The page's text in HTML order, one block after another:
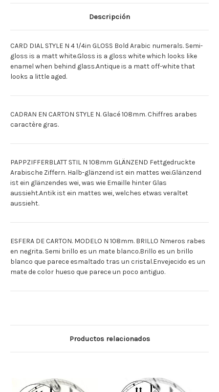
GLACE
[Deutsch]PAPP-
[Espagnol]ESFERA
CARTN
N
GLACE
[Deutsch]PAPP-
GLANZ,
[Espagnol]ESFERA
CARTN
EST.
N
Descripción
CARD DIAL STYLE N 4 1/4in GLOSS Bold Arabic numerals. Semi-
gloss is a matt white.Gloss is a gloss white which looks like
enamel when behind glass.Antique is a matt off-white that
looks a little aged.
CADRAN EN CARTON STYLE N. Glacé 108mm. Chiffres arabes
caractère gras.
PAPPZIFFERBLATT STIL N 108mm GLÄNZEND Fettgedruckte
Arabische Ziffern. Halb-glänzend ist ein mattes wei.Glänzend
ist ein glänzendes wei, was wie Emaille hinter Glas
aussieht.Antik ist ein mattes wei, welches etwas veraltet
aussieht.
ESFERA DE CARTON. MODELO N 108mm. BRILLO Nmeros rabes
en negrita. Semi brillo es un mate blanco.Brillo es un brillo
blanco que parece esmaltado tras un cristal.Envejecido es un
mate de color hueso que parece un poco antiguo.
Productos relacionados